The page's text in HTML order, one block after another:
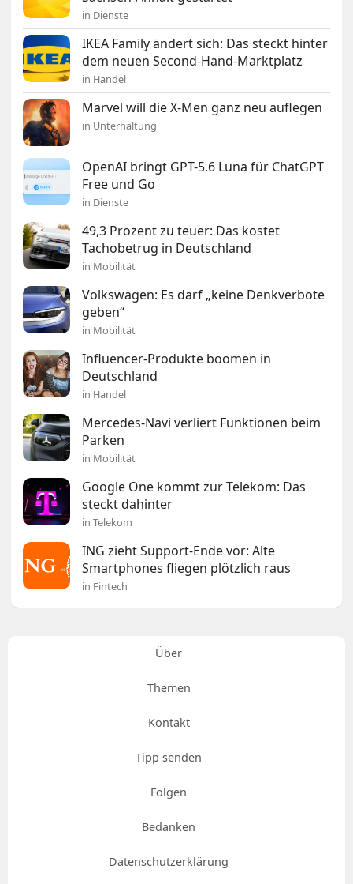
in Dienste
IKEA Family ändert sich: Das steckt hinter
dem neuen Second-Hand-Marktplatz
in Handel
Marvel will die X-Men ganz neu auflegen
in Unterhaltung
OpenAI bringt GPT-5.6 Luna für ChatGPT
Free und Go
in Dienste
49,3 Prozent zu teuer: Das kostet
Tachobetrug in Deutschland
in Mobilität
Volkswagen: Es darf „keine Denkverbote
geben“
in Mobilität
Influencer-Produkte boomen in
Deutschland
in Handel
Mercedes-Navi verliert Funktionen beim
Parken
in Mobilität
Google One kommt zur Telekom: Das
steckt dahinter
in Telekom
ING zieht Support-Ende vor: Alte
Smartphones fliegen plötzlich raus
in Fintech
Über
Themen
Kontakt
Tipp senden
Folgen
Bedanken
Datenschutzerklärung